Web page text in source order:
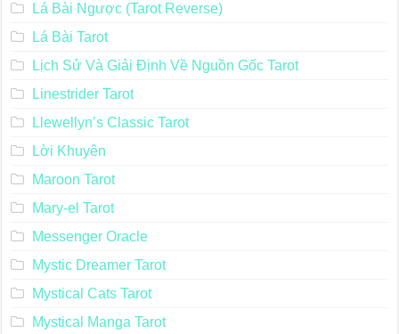
Lá Bài Ngược (Tarot Reverse)
Lá Bài Tarot
Lịch Sử Và Giải Định Về Nguồn Gốc Tarot
Linestrider Tarot
Llewellyn’s Classic Tarot
Lời Khuyên
Maroon Tarot
Mary-el Tarot
Messenger Oracle
Mystic Dreamer Tarot
Mystical Cats Tarot
Mystical Manga Tarot